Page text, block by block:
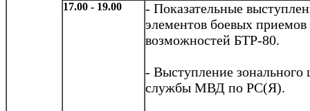
17.00 - 19.00
- Показательные
элементов боевых
возможностей БТР-80.
- Выступление зонального
службы МВД по РС(Я).